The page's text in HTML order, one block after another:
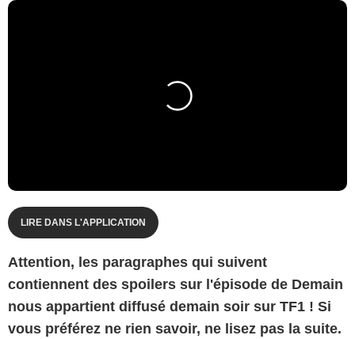
LIRE DANS L'APPLICATION
Attention, les paragraphes qui suivent
contiennent des spoilers sur l'épisode de Demain
nous appartient diffusé demain soir sur TF1 ! Si
vous préférez ne rien savoir, ne lisez pas la suite.